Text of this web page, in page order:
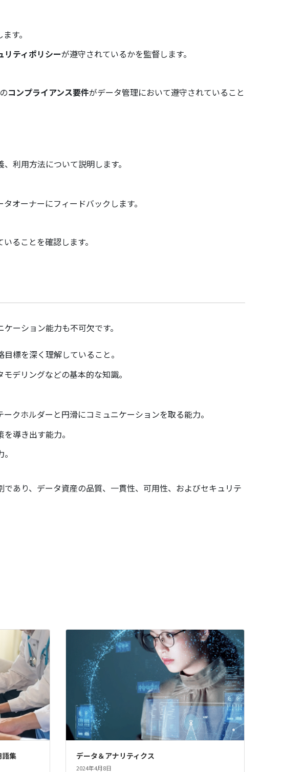
す。
リティポリシーが遵守されているかを監督します。
コンプライアンス要件がデータ管理において遵守されていること
利用方法について説明します。
オーナーにフィードバックします。
ることを確認します。
ーション能力も不可欠です。
標を深く理解していること。
デリングなどの基本的な知識。
クホルダーと円滑にコミュニケーションを取る能力。
導き出す能力。
あり、データ資産の品質、一貫性、可用性、およびセキュリテ
集 データ＆アナリティクス
2024年4月8日